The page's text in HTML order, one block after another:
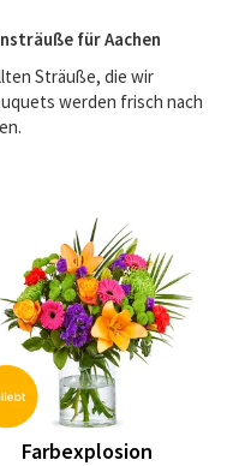
für Aachen
Sträuße, die wir
werden frisch nach
Farbexplosion